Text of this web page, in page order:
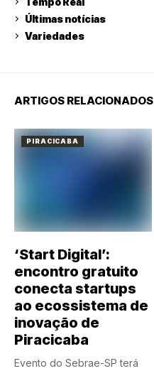
Últimas notícias
Variedades
ARTIGOS RELACIONADOS
PIRACICABA
‘Start Digital’:
encontro gratuito
conecta startups
ao ecossistema de
inovação de
Piracicaba
Evento do Sebrae-SP terá